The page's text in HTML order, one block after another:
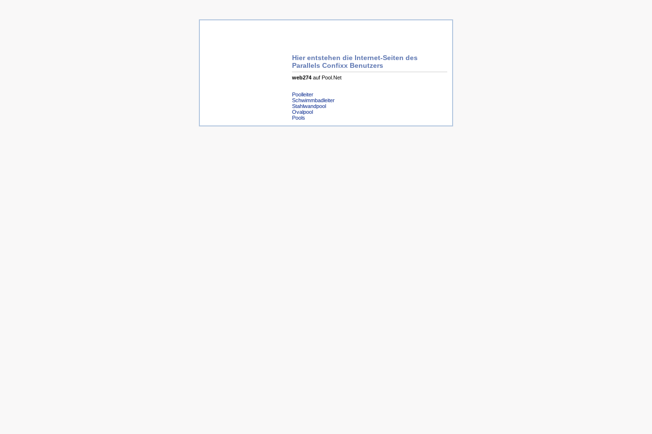
Hier entstehen die Internet-Seiten des
Parallels Confixx Benutzers
web274 auf Pool.Net
Poolleiter
Schwimmbadleiter
Stahlwandpool
Ovalpool
Pools